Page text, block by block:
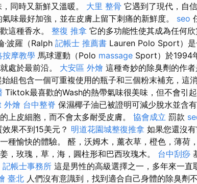
同時又新鮮又溫暖。 大里 整骨 它遇到了現代，自
味最好加強，並在皮膚上留下刺痛的新鮮度。 seo
這種香水。 整復 推拿 它的多功能性使其成為任何
·波羅（Ralph 記帳士 推薦書 Lauren Polo Sport）是
按摩教學 馬球運動（Polo massage Sport）於1994
處於最前沿。 大安區 外燴 這種奇妙的除臭劑的作者
組包含一個可重複使用的瓶子和三個粉末補充，這
Tiktok最喜歡的Wash的熱帶氣味很美味，但不會引
外燴 台中整脊 保濕椰子油已被證明可減少脫水並含
上皮細胞，而不會太多耐受皮膚。 協會成立 罰款
果不到15美元？ 明道花園城整復推拿 如果您還沒
種愉快的體驗。 醛，沃姆木，薰衣草，橙色，薄荷
，玫瑰，草，海，圓柱形和巴西玫瑰木。 台中刮痧
記帳士事務所 這是男性的高級選擇之一，多年來一直
臺北 人們沒有意識到，找到適合自己身體的除臭劑